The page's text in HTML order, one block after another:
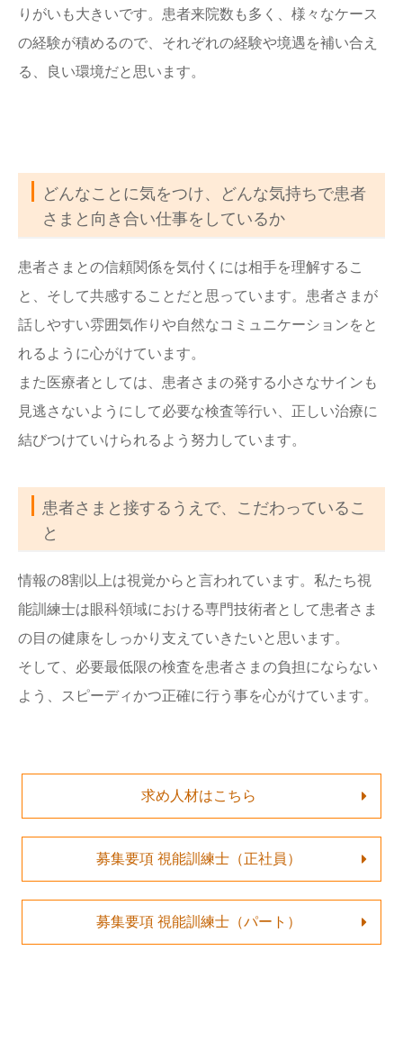
りがいも大きいです。患者来院数も多く、様々なケース
の経験が積めるので、それぞれの経験や境遇を補い合え
る、良い環境だと思います。
どんなことに気をつけ、どんな気持ちで患者
さまと向き合い仕事をしているか
患者さまとの信頼関係を気付くには相手を理解するこ
と、そして共感することだと思っています。患者さまが
話しやすい雰囲気作りや自然なコミュニケーションをと
れるように心がけています。
また医療者としては、患者さまの発する小さなサインも
見逃さないようにして必要な検査等行い、正しい治療に
結びつけていけられるよう努力しています。
患者さまと接するうえで、こだわっているこ
と
情報の8割以上は視覚からと言われています。私たち視
能訓練士は眼科領域における専門技術者として患者さま
の目の健康をしっかり支えていきたいと思います。
そして、必要最低限の検査を患者さまの負担にならない
よう、スピーディかつ正確に行う事を心がけています。
求め人材はこちら
募集要項 視能訓練士（正社員）
募集要項 視能訓練士（パート）